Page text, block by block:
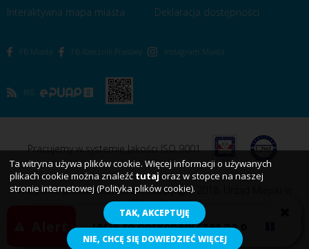
Interaktywna mapa miasta
Deklaracja dostępności
FB Miasta FB Rzecznik Prasowy Instagram Miasta
RSS
Pracujemy w systemie Jakości ISO 9001
Wszystkie prawa zastrzeżone. Copyright 2018. Urząd Miejski w
Koszalinie
VOBACOM
Wakacje to doskonały czas na
Ta witryna używa plików cookie. Więcej informacji o używanych
plikach cookie można znaleźć tutaj oraz w stopce na naszej
stronie internetowej (Polityka plików cookie).
TAK, AKCEPTUJĘ
NIE, CHCĘ SIĘ DOWIEDZIEĆ WIĘCEJ